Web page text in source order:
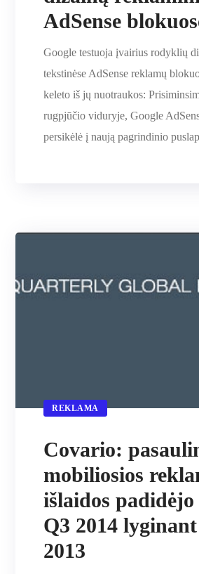
AdSense
Google testuoja įvairius rodyklių
tekstinėse AdSense reklamų
keleto iš jų nuotraukos:
rugpjūčio viduryje, Google
persikėlė į naują pagrindinio
REKLAMA
Covario:
mobiliosios
išlaidos padidėjo
Q3 2014
2013